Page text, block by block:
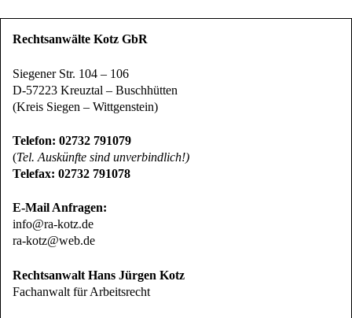
Rechtsanwälte Kotz GbR
Siegener Str. 104 – 106
D-57223 Kreuztal – Buschhütten
(Kreis Siegen – Wittgenstein)
Telefon: 02732 791079
(Tel. Auskünfte sind unverbindlich!)
Telefax: 02732 791078
E-Mail Anfragen:
info@ra-kotz.de
ra-kotz@web.de
Rechtsanwalt Hans Jürgen Kotz
Fachanwalt für Arbeitsrecht